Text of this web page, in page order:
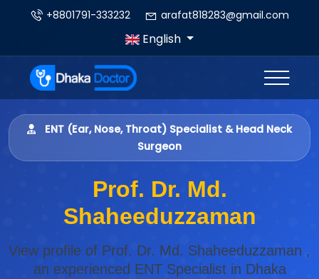
+8801791-333232 arafat818283@gmail.com
English
ENT (Ear, Nose, Throat) Specialist & Head Neck
Surgeon
Prof. Dr. Md.
Shaheeduzzaman
View profile of Prof. Dr. Md. Shaheeduzzaman ,
an experienced ENT Specialist in Dhaka